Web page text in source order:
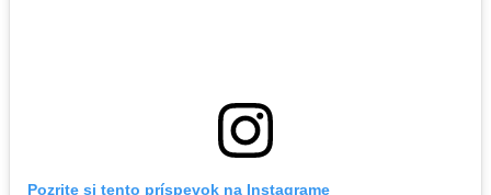
Pozrite si tento príspevok na Instagrame